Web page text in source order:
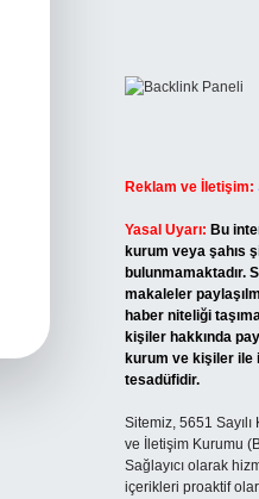
Reklam ve İletişim:
Yasal Uyarı: Bu
kurum veya şahıs
bulunmamaktadır.
makaleler
haber niteliği
kişiler hakkında
kurum ve kişiler ile
tesadüfidir.
Sitemiz, 5651
ve İletişim Kurumu
Sağlayıcı olarak
içerikleri proaktif